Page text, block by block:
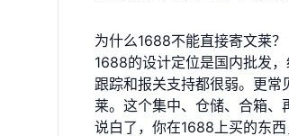
为什么1688不能直接寄文莱？
1688的设计定位是国内批发
跟踪和报关支持都很弱。更
莱。这个集中、仓储、合箱、
说白了，你在1688上买的东